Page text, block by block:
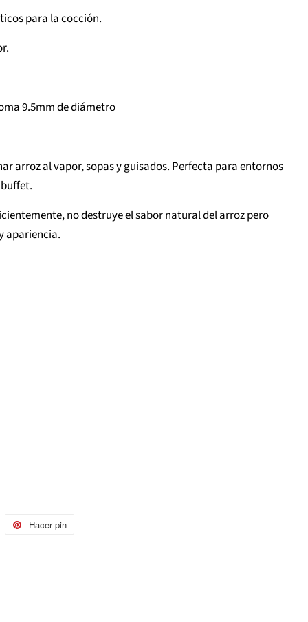
para la cocción.
9.5mm de diámetro
arroz al vapor, sopas y guisados. Perfecta para entornos
no destruye el sabor natural del arroz pero
apariencia.
Tuitear
Hacer pin